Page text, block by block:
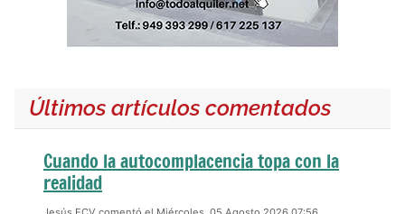
Últimos artículos comentados
Cuando la autocomplacencia topa con la
realidad